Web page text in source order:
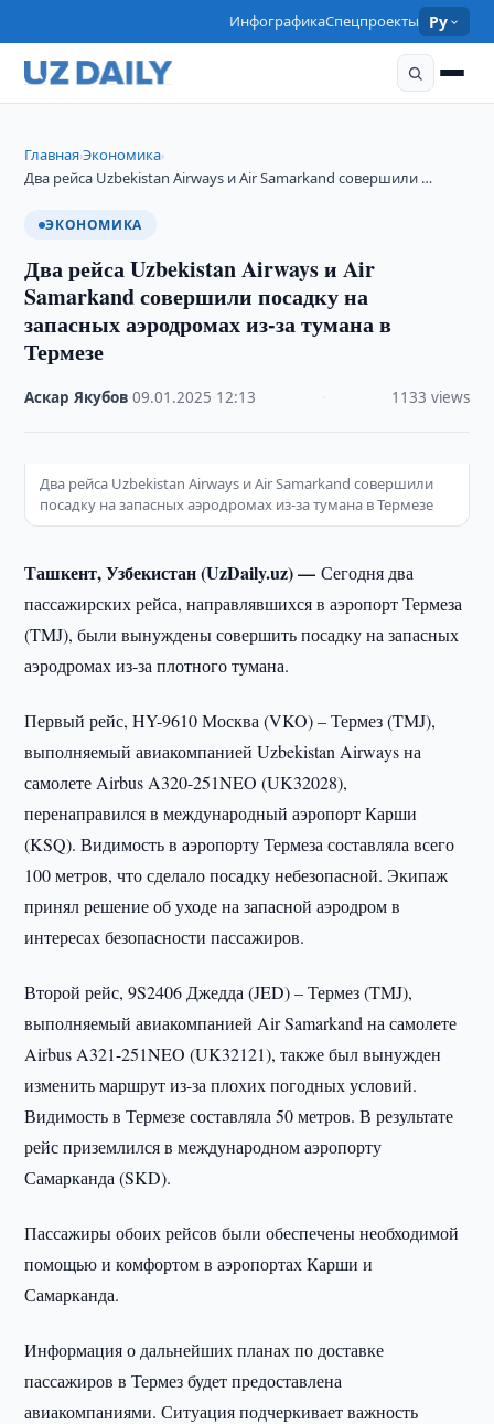
ИнфографикаСпецпроекты Ру
Главная›Экономика›
Два рейса Uzbekistan Airways и Air Samarkand совершили …
ЭКОНОМИКА
Два рейса Uzbekistan Airways и Air
Samarkand совершили посадку на
запасных аэродромах из-за тумана в
Термезе
Аскар Якубов ·09.01.2025 12:13 1133 views
Два рейса Uzbekistan Airways и Air Samarkand совершили
посадку на запасных аэродромах из-за тумана в Термезе
Ташкент, Узбекистан (UzDaily.uz) —Сегодня два
пассажирских рейса, направлявшихся в аэропорт Термеза
(TMJ), были вынуждены совершить посадку на запасных
аэродромах из-за плотного тумана.
Первый рейс, HY-9610 Москва (VKO) – Термез (TMJ),
выполняемый авиакомпанией Uzbekistan Airways на
самолете Airbus A320-251NEO (UK32028),
перенаправился в международный аэропорт Карши
(KSQ). Видимость в аэропорту Термеза составляла всего
100 метров, что сделало посадку небезопасной. Экипаж
принял решение об уходе на запасной аэродром в
интересах безопасности пассажиров.
Второй рейс, 9S2406 Джедда (JED) – Термез (TMJ),
выполняемый авиакомпанией Air Samarkand на самолете
Airbus A321-251NEO (UK32121), также был вынужден
изменить маршрут из-за плохих погодных условий.
Видимость в Термезе составляла 50 метров. В результате
рейс приземлился в международном аэропорту
Самарканда (SKD).
Пассажиры обоих рейсов были обеспечены необходимой
помощью и комфортом в аэропортах Карши и
Самарканда.
Информация о дальнейших планах по доставке
пассажиров в Термез будет предоставлена
авиакомпаниями. Ситуация подчеркивает важность